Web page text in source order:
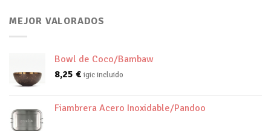
MEJOR VALORADOS
Bowl de Coco/Bambaw
8,25 € igic incluido
Fiambrera Acero Inoxidable/Pandoo